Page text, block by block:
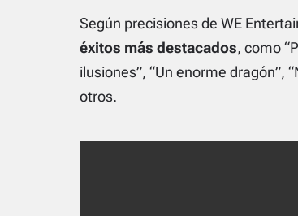
Según precisiones de WE
éxitos más destacados, como
ilusiones”, “Un enorme dragón”,
otros.